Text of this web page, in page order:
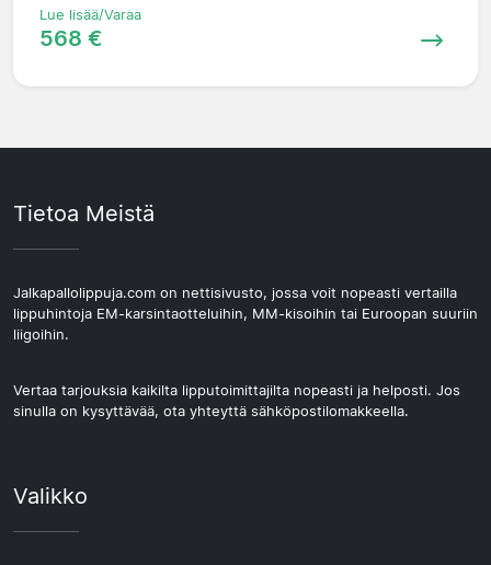
Lue lisää/Varaa
568 €
Tietoa Meistä
Jalkapallolippuja.com on nettisivusto, jossa voit nopeasti vertailla
lippuhintoja EM-karsintaotteluihin, MM-kisoihin tai Euroopan suuriin
liigoihin.
Vertaa tarjouksia kaikilta lipputoimittajilta nopeasti ja helposti. Jos
sinulla on kysyttävää, ota yhteyttä sähköpostilomakkeella.
Valikko